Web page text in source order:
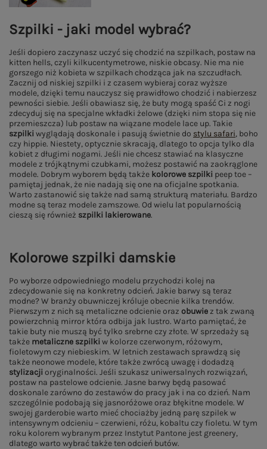
Szpilki - jaki model wybrać?
Jeśli dopiero zaczynasz uczyć się chodzić na szpilkach, postaw na
kitten hells, czyli kilkucentymetrowe, niskie obcasy. Nie ma nie
gorszego niż kobieta w szpilkach chodząca jak na szczudłach.
Zacznij od niskiej szpilki i z czasem wybieraj coraz wyższe
modele, dzięki temu nauczysz się prawidłowo chodzić i nabierzesz
pewności siebie. Jeśli obawiasz się, że buty mogą spaść Ci z nogi
zdecyduj się na specjalne wkładki żelowe (dzięki nim stopa się nie
przemieszcza) lub postaw na wiązane modele lace up. Takie
szpilkiwyglądają doskonale i pasują świetnie do stylu safari, boho
czy hippie. Niestety, optycznie skracają, dlatego to opcja tylko dla
kobiet z długimi nogami. Jeśli nie chcesz stawiać na klasyczne
modele z trójkątnymi czubkami, możesz postawić na zaokrąglone
modele. Dobrym wyborem będą także kolorowe szpilki peep toe –
pamiętaj jednak, że nie nadają się one na oficjalne spotkania.
Warto zastanowić się także nad samą strukturą materiału. Bardzo
modne są teraz modele zamszowe. Od wielu lat popularnością
cieszą się również szpilki lakierowane.
Kolorowe szpilki damskie
Po wyborze odpowiedniego modelu przychodzi kolej na
zdecydowanie się na konkretny odcień. Jakie barwy są teraz
modne? W branży obuwniczej króluje obecnie kilka trendów.
Pierwszym z nich są metaliczne odcienie oraz obuwiez tak zwaną
powierzchnią mirror która odbija jak lustro. Warto pamiętać, że
takie buty nie muszą być tylko srebrne czy złote. W sprzedaży są
także metaliczne szpilkiw kolorze czerwonym, różowym,
fioletowym czy niebieskim. W letnich zestawach sprawdzą się
także neonowe modele, które także zwrócą uwagę i dodadzą
stylizacjioryginalności. Jeśli szukasz uniwersalnych rozwiązań,
postaw na pastelowe odcienie. Jasne barwy będą pasować
doskonale zarówno do zestawów do pracy jak i na co dzień. Nam
szczególnie podobają się jasnoróżowe oraz błękitne modele. W
swojej garderobie warto mieć chociażby jedną parę szpilek w
intensywnym odcieniu – czerwieni, różu, kobaltu czy fioletu. W tym
roku kolorem wybranym przez Instytut Pantone jest greenery,
dlatego warto wybrać także ten odcień butów.